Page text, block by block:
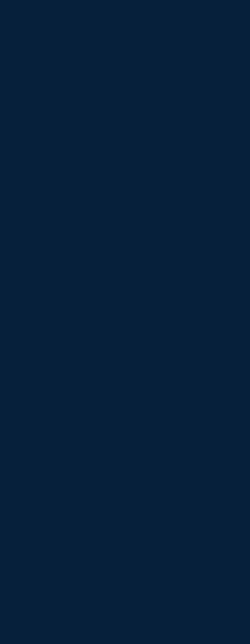
Chất lượng dịch
Thời gian hoàn
Các dịch vụ đã
Sử dụng dịch vụ